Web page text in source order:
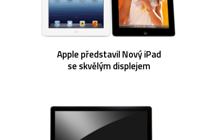
Apple představil Nový iPad
se skvělým displejem